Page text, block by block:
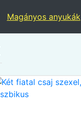
Magányos anyukák